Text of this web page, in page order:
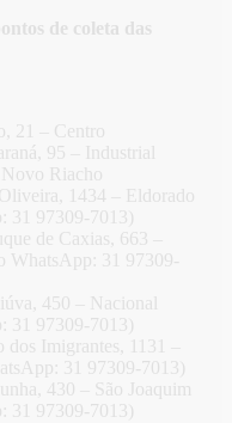
de coleta das
21 – Centro
95 – Industrial
Novo Riacho
1434 – Eldorado
31 97309-7013)
de Caxias, 663 –
WhatsApp: 31 97309-
450 – Nacional
31 97309-7013)
Imigrantes, 1131 –
31 97309-7013)
430 – São Joaquim
31 97309-7013)